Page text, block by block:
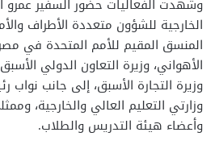
وشهدت الفعاليات حضور السفير عمرو
الخارجية للشؤون متعددة الأطراف
المنسق المقيم للأمم المتحدة في
الأهواني، وزيرة التعاون الدولي
وزيرة التجارة الأسبق، إلى جانب نواب
وزارتي التعليم العالي والخارجية،
وأعضاء هيئة التدريس والطلاب.